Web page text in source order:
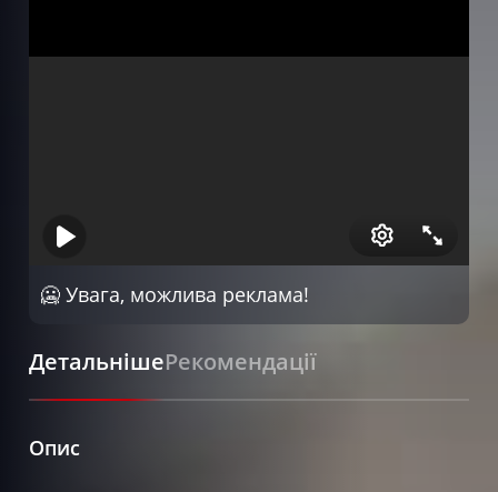
Серія 10
🥶 Увага, можлива реклама!
ДетальнішеРекомендації
Опис